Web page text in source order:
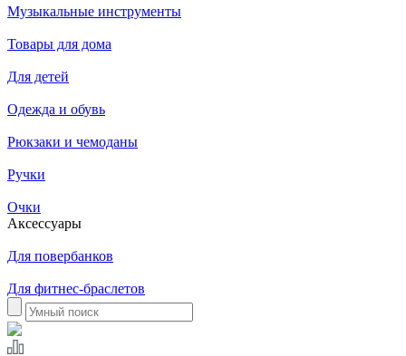
Музыкальные инструменты
Товары для дома
Для детей
Одежда и обувь
Рюкзаки и чемоданы
Ручки
Очки
Аксессуары
Для повербанков
Для фитнес-браслетов